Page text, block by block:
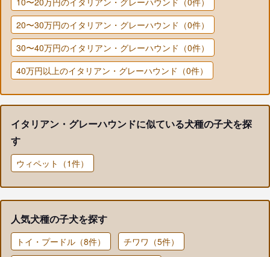
20〜30万円のイタリアン・グレーハウンド（0件）
30〜40万円のイタリアン・グレーハウンド（0件）
40万円以上のイタリアン・グレーハウンド（0件）
イタリアン・グレーハウンドに似ている犬種の子犬を探
す
ウィペット（1件）
人気犬種の子犬を探す
トイ・プードル（8件）
チワワ（5件）